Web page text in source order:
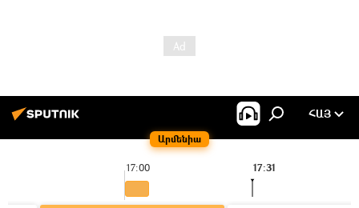
Արմենիա
ՀԱՅ
17:00 17:31